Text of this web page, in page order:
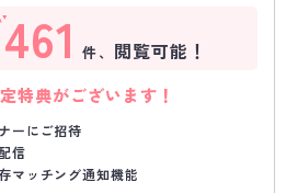
461 件、 閲覧可能！
特典がございます！
ーにご招待
信
マッチング通知機能